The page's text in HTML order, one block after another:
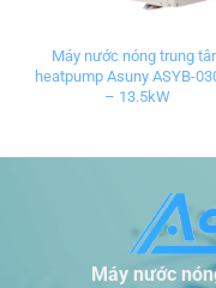
Máy nước nóng trung
heatpump Asuny ASYB-
– 13.5kW
Máy nước